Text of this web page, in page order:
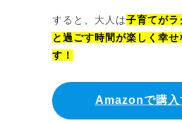
すると、大人は子育てがラ
と過ごす時間が楽しく幸
す！
Amazonで購入